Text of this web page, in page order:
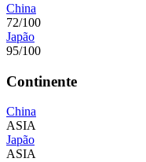
China
72/100
Japão
95/100
Continente
China
ASIA
Japão
ASIA